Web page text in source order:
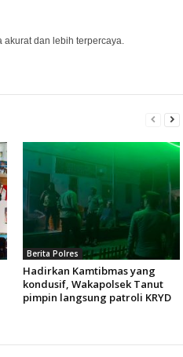
akurat dan lebih terpercaya.
Berita Polres
Hadirkan Kamtibmas yang
kondusif, Wakapolsek Tanut
pimpin langsung patroli KRYD